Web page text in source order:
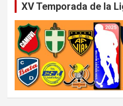
XV Temporada de la